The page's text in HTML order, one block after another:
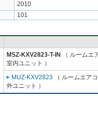
2010
101
MSZ-KXV2823-T-IN
（ ルームエ
室内ユニット ）
MUZ-KXV2823 （ ルームエア
外ユニット ）